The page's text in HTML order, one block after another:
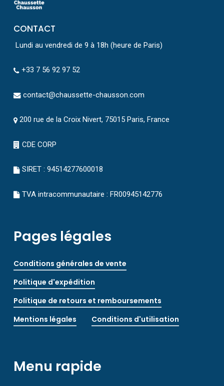
CONTACT
Lundi au vendredi de 9 à 18h (heure de Paris)
+33 7 56 92 97 52
contact@chaussette-chausson.com
200 rue de la Croix Nivert, 75015 Paris, France
CDE CORP
SIRET : 94514277600018
TVA intracommunautaire : FR00945142776
Pages légales
Conditions générales de vente
Politique d'expédition
Politique de retours et remboursements
Mentions légales
Conditions d'utilisation
Menu rapide